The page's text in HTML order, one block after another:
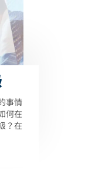
事情
何在
？在